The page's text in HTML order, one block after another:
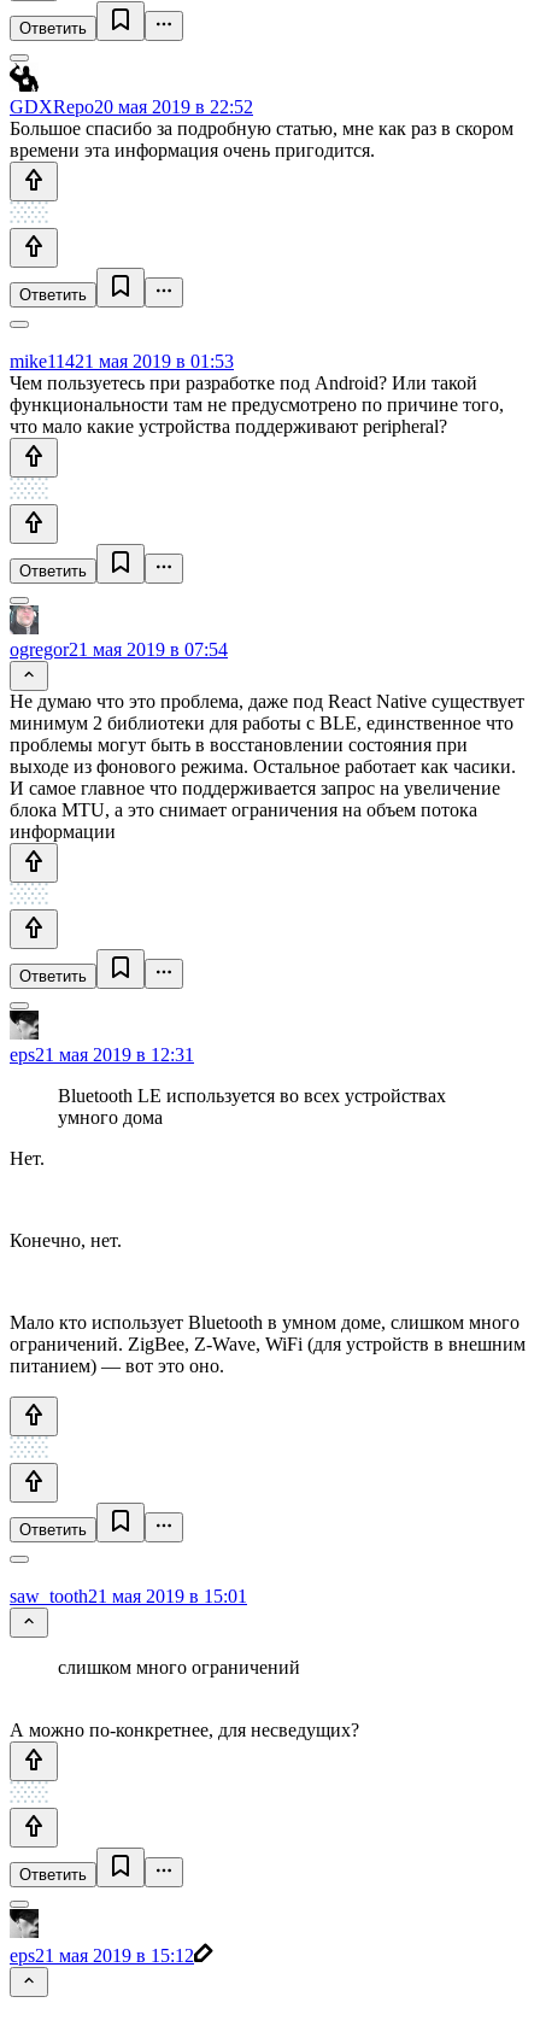
Ответить
GDXRepo20 мая 2019 в 22:52
Большое спасибо за подробную статью, мне как раз в скором
времени эта информация очень пригодится.
Ответить
mike11421 мая 2019 в 01:53
Чем пользуетесь при разработке под Android? Или такой
функциональности там не предусмотрено по причине того,
что мало какие устройства поддерживают peripheral?
Ответить
ogregor21 мая 2019 в 07:54
Не думаю что это проблема, даже под React Native существует
минимум 2 библиотеки для работы с BLE, единственное что
проблемы могут быть в восстановлении состояния при
выходе из фонового режима. Остальное работает как часики.
И самое главное что поддерживается запрос на увеличение
блока MTU, а это снимает ограничения на объем потока
информации
Ответить
eps21 мая 2019 в 12:31
Bluetooth LE используется во всех устройствах
умного дома
Нет.
Конечно, нет.
Мало кто использует Bluetooth в умном доме, слишком много
ограничений. ZigBee, Z-Wave, WiFi (для устройств в внешним
питанием) — вот это оно.
Ответить
saw_tooth21 мая 2019 в 15:01
слишком много ограничений
А можно по-конкретнее, для несведущих?
Ответить
eps21 мая 2019 в 15:12